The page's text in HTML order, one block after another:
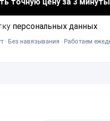
персональных данных
· Без навязывания · Работаем